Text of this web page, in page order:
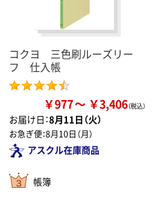
コクヨ 三色刷ルーズリー
フ 仕入帳
￥977 ￥3,406
お届け日：8月11日（火）
お急ぎ便：8月10日（月）
アスクル在庫商品
帳簿